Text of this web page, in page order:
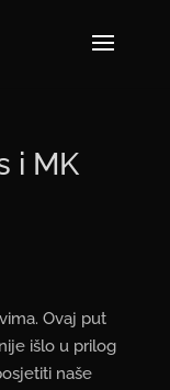
i MK
Ovaj put
išlo u prilog
naše